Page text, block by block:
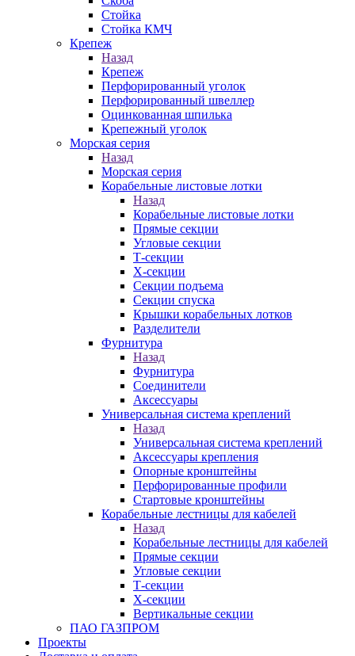
Стойка
Стойка КМЧ
Крепеж
Назад
Крепеж
Перфорированный уголок
Перфорированный швеллер
Оцинкованная шпилька
Крепежный уголок
Морская серия
Назад
Морская серия
Корабельные листовые лотки
Назад
Корабельные листовые лотки
Прямые секции
Угловые секции
Т-секции
Х-секции
Секции подъема
Секции спуска
Крышки корабельных лотков
Разделители
Фурнитура
Назад
Фурнитура
Соединители
Аксессуары
Универсальная система креплений
Назад
Универсальная система креплений
Аксессуары крепления
Опорные кронштейны
Перфорированные профили
Стартовые кронштейны
Корабельные лестницы для кабелей
Назад
Корабельные лестницы для кабелей
Прямые секции
Угловые секции
Т-секции
Х-секции
Вертикальные секции
ПАО ГАЗПРОМ
Проекты